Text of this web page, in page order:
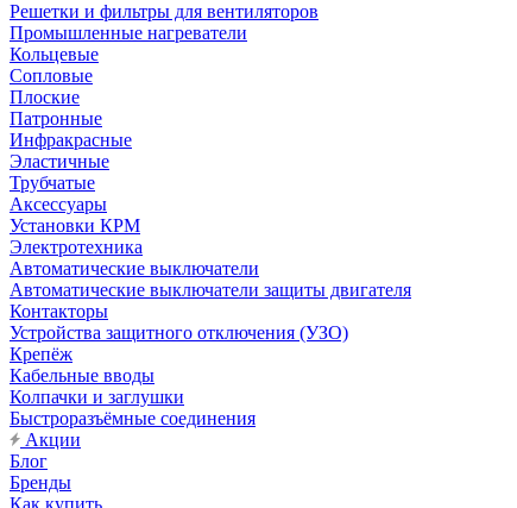
Решетки и фильтры для вентиляторов
Промышленные нагреватели
Кольцевые
Сопловые
Плоские
Патронные
Инфракрасные
Эластичные
Трубчатые
Аксессуары
Установки КРМ
Электротехника
Автоматические выключатели
Автоматические выключатели защиты двигателя
Контакторы
Устройства защитного отключения (УЗО)
Крепёж
Кабельные вводы
Колпачки и заглушки
Быстроразъёмные соединения
Акции
Блог
Бренды
Как купить